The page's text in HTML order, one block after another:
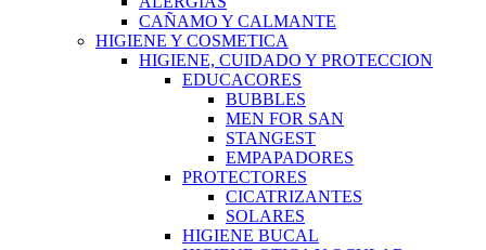
CAÑAMO Y CALMANTE
HIGIENE Y COSMETICA
HIGIENE, CUIDADO Y PROTECCION
EDUCACORES
BUBBLES
MEN FOR SAN
STANGEST
EMPAPADORES
PROTECTORES
CICATRIZANTES
SOLARES
HIGIENE BUCAL